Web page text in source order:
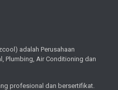
adalah Perusahaan
Plumbing, Air Conditioning dan
profesional dan bersertifikat.